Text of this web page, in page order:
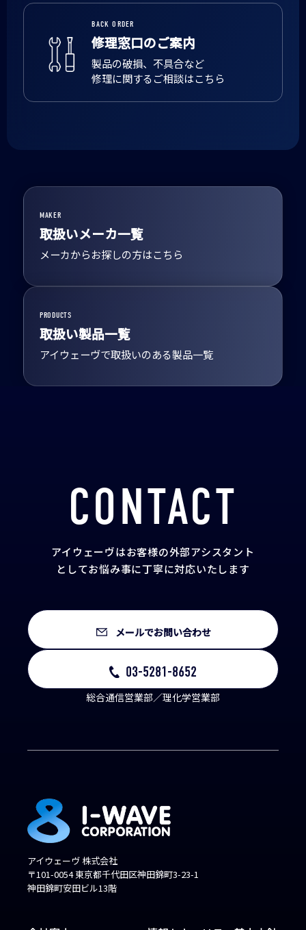
BACK ORDER
修理窓口のご案内
製品の破損、不具合など
修理に関するご相談はこちら
MAKER
取扱いメーカ一覧
メーカからお探しの方はこちら
PRODUCTS
取扱い製品一覧
アイウェーヴで取扱いのある製品一覧
CONTACT
アイウェーヴはお客様の外部アシスタント
としてお悩み事に丁寧に対応いたします
メールでお問い合わせ
03-5281-8652
総合通信営業部／理化学営業部
アイウェーヴ 株式会社
〒101-0054 東京都千代田区神田錦町3-23-1
神田錦町安田ビル13階